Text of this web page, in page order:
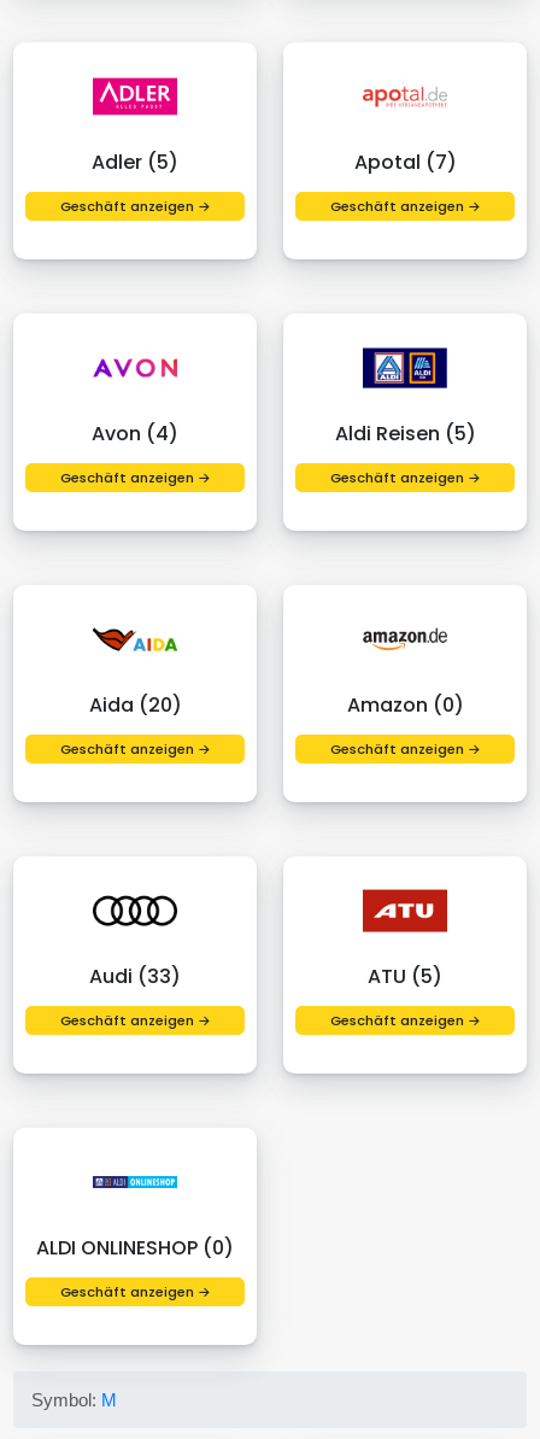
Adler (5)
Geschäft anzeigen →
Apotal (7)
Geschäft anzeigen →
Avon (4)
Geschäft anzeigen →
Aldi Reisen (5)
Geschäft anzeigen →
Aida (20)
Geschäft anzeigen →
Amazon (0)
Geschäft anzeigen →
Audi (33)
Geschäft anzeigen →
ATU (5)
Geschäft anzeigen →
ALDI ONLINESHOP (0)
Geschäft anzeigen →
Symbol: M